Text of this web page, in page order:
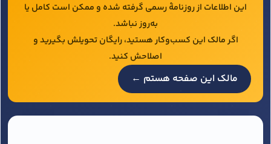
این اطلاعات از روزنامهٔ رسمی گرفته شده و ممکن است کامل یا
به‌روز نباشد.
اگر مالک این کسب‌وکار هستید، رایگان تحویلش بگیرید و
اصلاحش کنید.
مالک این صفحه هستم ←